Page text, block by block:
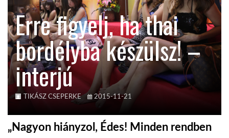
KÖZEL-KELET
AUSZTRÁLIA
A VILÁG ITTHON
Erre figyelj, ha thai
bordélyba készülsz! –
interjú
TIKÁSZ CSEPERKE 2015-11-21
„Nagyon hiányzol, Édes! Minden rendben